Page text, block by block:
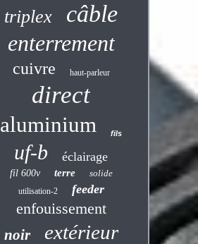
triplex câble
enterrement
cuivre haut-parleur
direct
aluminium fils
uf-b éclairage
fil 600v terre solide
utilisation-2 feeder
enfouissement
noir extérieur